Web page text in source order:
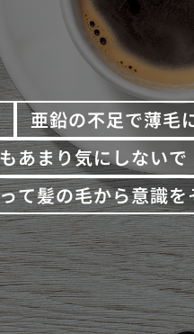
亜鉛の不足で薄毛
あまり気にしないで
て髪の毛から意識